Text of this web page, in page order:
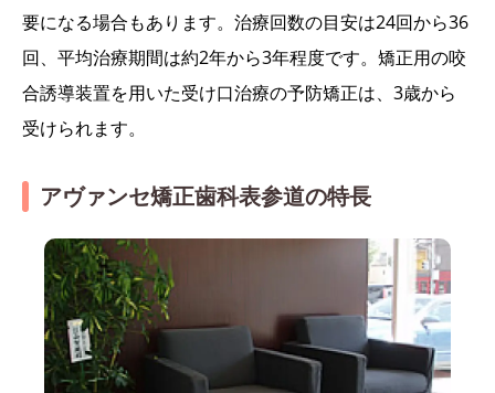
要になる場合もあります。治療回数の目安は24回から36
回、平均治療期間は約2年から3年程度です。矯正用の咬
合誘導装置を用いた受け口治療の予防矯正は、3歳から
受けられます。
アヴァンセ矯正歯科表参道の特長